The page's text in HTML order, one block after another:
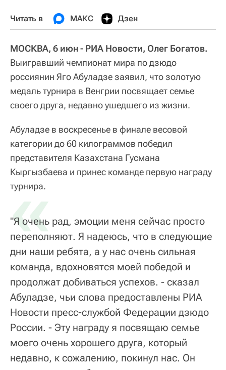
Читать в МАКС Дзен
МОСКВА, 6 июн - РИА Новости, Олег Богатов.
Выигравший чемпионат мира по дзюдо
россиянин Яго Абуладзе заявил, что золотую
медаль турнира в Венгрии посвящает семье
своего друга, недавно ушедшего из жизни.
Абуладзе в воскресенье в финале весовой
категории до 60 килограммов победил
представителя Казахстана Гусмана
Кыргызбаева и принес команде первую награду
турнира.
«
"Я очень рад, эмоции меня сейчас просто
переполняют. Я надеюсь, что в следующие
дни наши ребята, а у нас очень сильная
команда, вдохновятся моей победой и
продолжат добиваться успехов. - сказал
Абуладзе, чьи слова предоставлены РИА
Новости пресс-службой Федерации дзюдо
России. - Эту награду я посвящаю семье
моего очень хорошего друга, который
недавно, к сожалению, покинул нас. Он